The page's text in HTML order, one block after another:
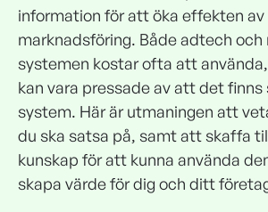
information för att öka effekten av
marknadsföring. Både adtech
systemen kostar ofta att
kan vara pressade av att det finns
system. Här är utmaningen att
du ska satsa på, samt att skaffa
kunskap för att kunna använda
skapa värde för dig och ditt